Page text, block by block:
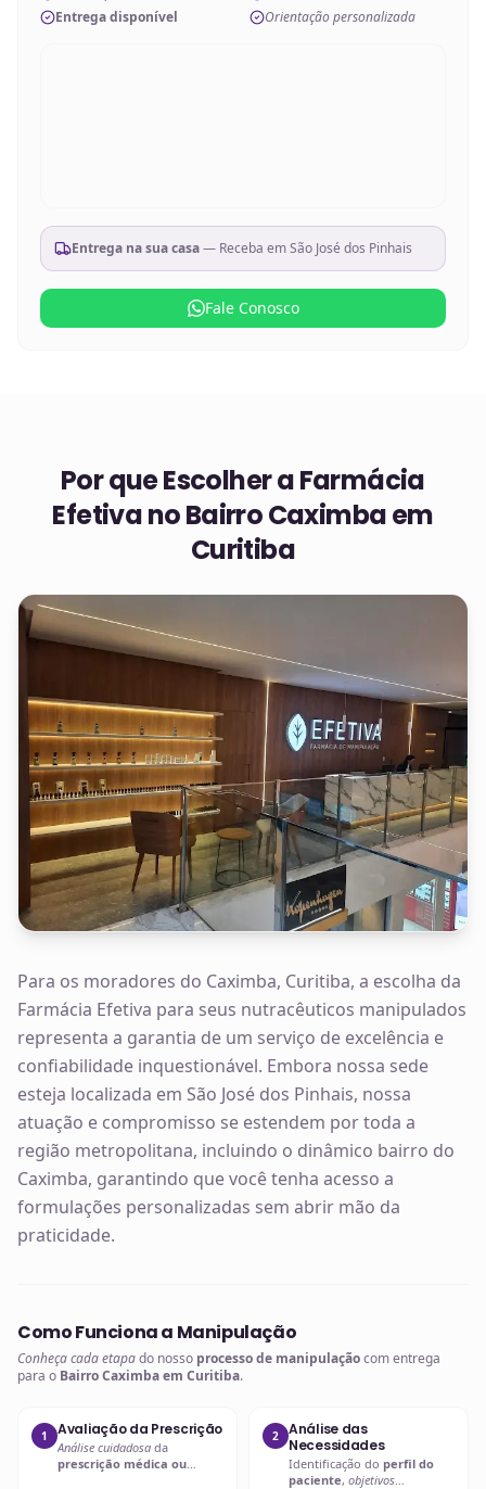
Entrega disponível
Orientação personalizada
Entrega na sua casa— Receba emSão José dos Pinhais
Fale Conosco
Por que Escolher a Farmácia
Efetiva noBairro Caximba em
Curitiba
Para os moradores do Caximba, Curitiba, a escolha da
Farmácia Efetiva para seus nutracêuticos manipulados
representa a garantia de um serviço de excelência e
confiabilidade inquestionável. Embora nossa sede
esteja localizada em São José dos Pinhais, nossa
atuação e compromisso se estendem por toda a
região metropolitana, incluindo o dinâmico bairro do
Caximba, garantindo que você tenha acesso a
formulações personalizadas sem abrir mão da
praticidade.
Como Funciona a Manipulação
Conheça cada etapado nosso processo de manipulaçãocom entrega
para o Bairro Caximba em Curitiba.
1 Avaliação da Prescrição
Análise cuidadosa da
prescrição médica ou
2
Análise das
Necessidades
Identificação do perfil do
paciente, objetivos